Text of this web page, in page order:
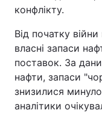
конфлікту.
Від початку
власні запаси
поставок. За
нафти, запаси
знизилися
аналітики